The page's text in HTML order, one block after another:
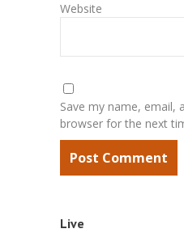
Website
Save my name, email,
browser for the next
Live